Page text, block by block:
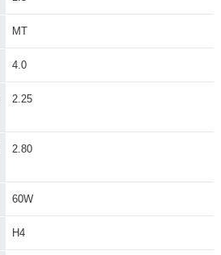
MT
4.0
2.25
2.80
60W
H4